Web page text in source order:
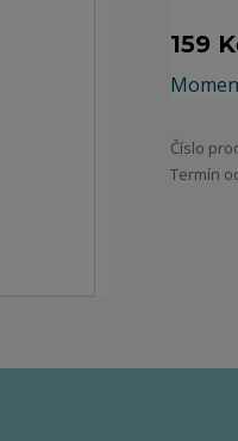
159
Číslo
Termín